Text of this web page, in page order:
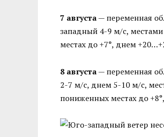
7 августа— переменная
западный 4-9 м/с,
местах до +7°, днем
8 августа— переменная
2-7 м/с, днем 5-10 м/с,
пониженных местах до